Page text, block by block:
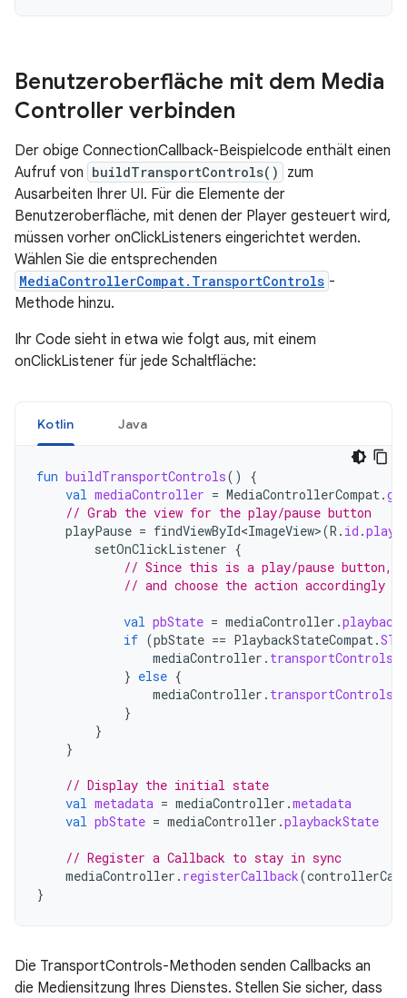
Benutzeroberfläche mit dem Media
Controller verbinden
Der obige ConnectionCallback-Beispielcode enthält einen
Aufruf von buildTransportControls()
zum
Ausarbeiten Ihrer UI. Für die Elemente der
Benutzeroberfläche, mit denen der Player gesteuert wird,
müssen vorher onClickListeners eingerichtet werden.
Wählen Sie die entsprechenden
MediaControllerCompat.TransportControls -
Methode hinzu.
Ihr Code sieht in etwa wie folgt aus, mit einem
onClickListener für jede Schaltfläche:
Kotlin Java
fun buildTransportControls()
{
val mediaController = MediaControllerCompat.
// Grab the view for the play/pause button
playPause = findViewById<ImageView>(R . id .
setOnClickListener {
// Since this is a play/pause button,
// and choose the action accordingly
val pbState = mediaController .
if (pbState == PlaybackStateCompat.
mediaController . transportControls
} else {
mediaController . transportControls
}
}
}
// Display the initial state
val metadata = mediaController .metadata
val pbState = mediaController .playbackState
// Register a Callback to stay in sync
mediaController . registerCallback(
}
Die TransportControls-Methoden senden Callbacks an
die Mediensitzung Ihres Dienstes. Stellen Sie sicher, dass